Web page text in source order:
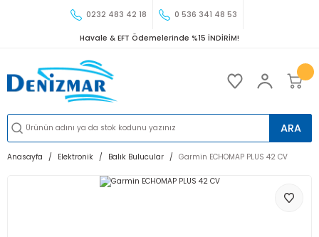
0232 483 42 18 0 536 341 48 53
Havale & EFT Ödemelerinde %15 İNDİRİM!
ARA
Anasayfa Elektronik Balık Bulucular Garmin ECHOMAP PLUS 42 CV